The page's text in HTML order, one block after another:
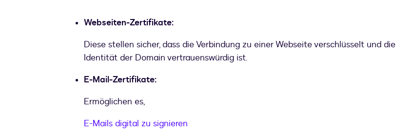
Webseiten-Zertifikate:
Diese stellen sicher, dass die Verbindung zu einer Webseite verschlüsselt und die
Identität der Domain vertrauenswürdig ist.
E-Mail-Zertifikate:
Ermöglichen es,
E-Mails digital zu signieren